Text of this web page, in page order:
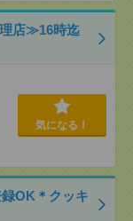
店≫16時迄
気になる！
OK＊クッキ